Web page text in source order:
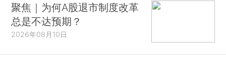
聚焦｜为何A股退市制度改革
总是不达预期？
2026年08月10日